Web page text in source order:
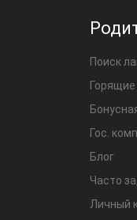
Поиск
Горящие
Гос.
Блог
Часто
Личный